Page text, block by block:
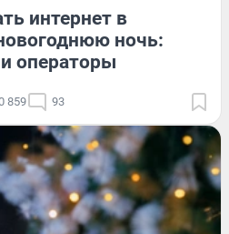
интернет в
ночь:
операторы
859 93